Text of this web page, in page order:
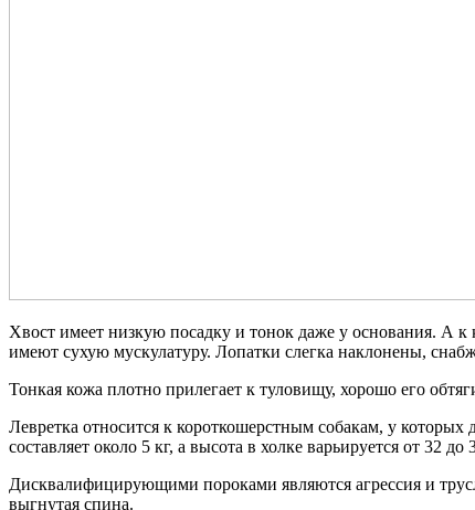
Хвост имеет низкую посадку и тонок даже у основания. А к
имеют сухую мускулатуру. Лопатки слегка наклонены,
Тонкая кожа плотно прилегает к туловищу, хорошо его
Левретка относится к короткошерстным собакам, у
составляет около 5 кг, а высота в холке варьируется от 32
Дисквалифицирующими пороками являются агрессия и
выгнутая спина.